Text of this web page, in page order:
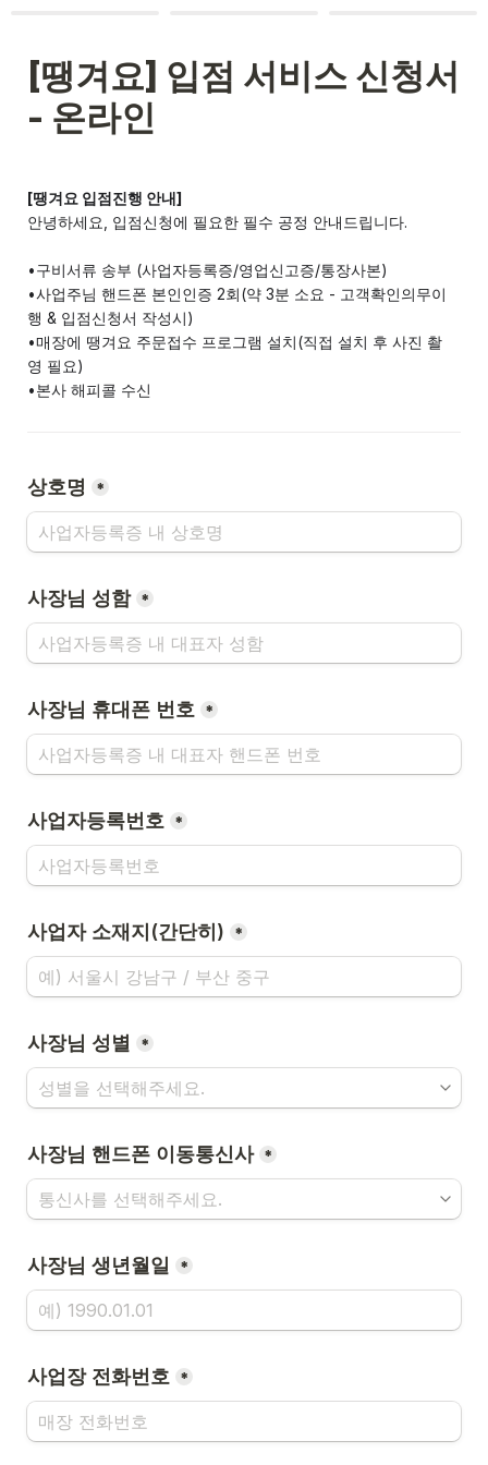
[땡겨요] 입점 서비스 신청서
- 온라인
[땡겨요 입점진행 안내]
안녕하세요, 입점신청에 필요한 필수 공정 안내드립니다.
•사업주님 핸드폰 본인인증 2회(약 3분 소요 - 고객확인의무이
•매장에 땡겨요 주문접수 프로그램 설치(직접 설치 후 사진 촬
영 필요)
•본사 해피콜 수신
상호명 *
사장님 성함 *
*
사업자등록번호 *
사업자 소재지(간단히) *
사장님 성별 *
사장님 핸드폰 이동통신사 *
사장님 생년월일 *
사업장 전화번호 *